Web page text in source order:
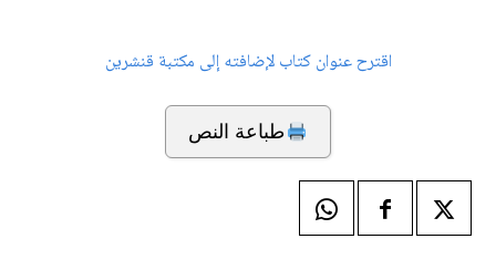
اقترح عنوان كتاب لإضافته إلى مكتبة قنشرين
طباعة النص